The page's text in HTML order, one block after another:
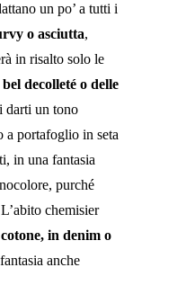
un po’ a tutti i
o asciutta,
in risalto solo le
decolleté o delle
darti un tono
a portafoglio in seta
in una fantasia
purché
chemisier
in denim o
anche